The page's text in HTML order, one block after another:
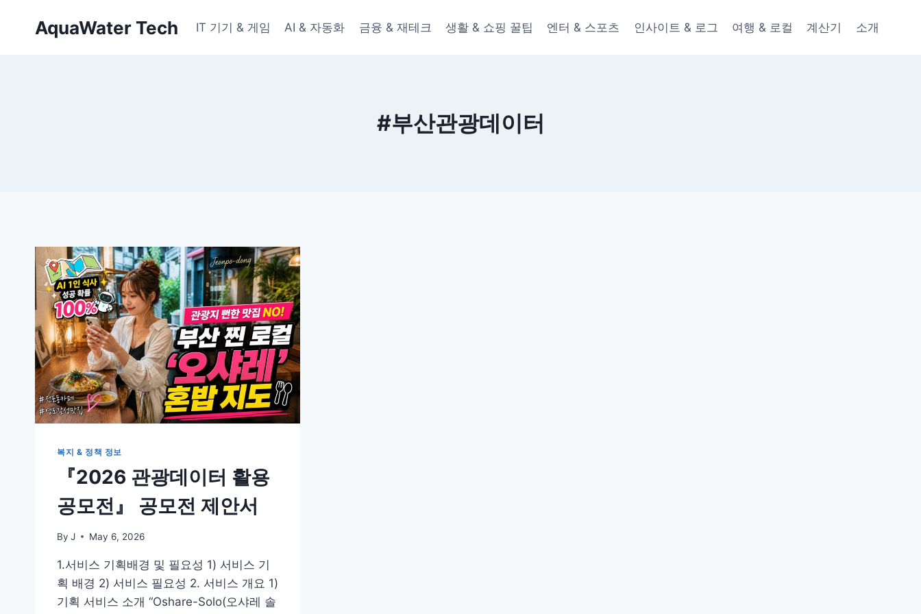
AquaWater Tech IT 기기 & 게임 AI & 자동화 금융 & 재테크 생활 & 쇼핑 꿀팁 엔터 & 스포츠 인사이트 & 로그 여행 & 로컬 계산기 소개
#부산관광데이터
복지 & 정책 정보
『2026 관광데이터 활용
공모전』 공모전 제안서
By J May 6, 2026
1.서비스 기획배경 및 필요성 1) 서비스 기
획 배경 2) 서비스 필요성 2. 서비스 개요 1)
기획 서비스 소개 “Oshare-Solo(오샤레 솔